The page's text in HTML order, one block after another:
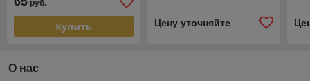
руб.
Купить Цену уточняйте
О нас